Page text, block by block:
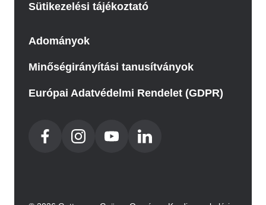
Sütikezelési tájékoztató
Adományok
Minőségirányítási tanusítványok
Európai Adatvédelmi Rendelet (GDPR)